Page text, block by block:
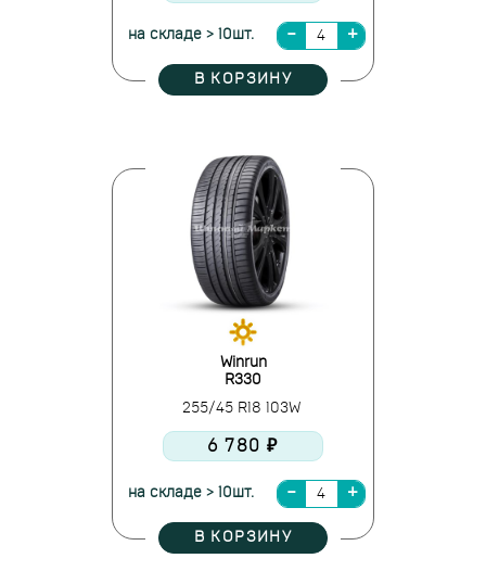
на складе > 10шт.
В КОРЗИНУ
Winrun
R330
255/45 R18 103W
6 780 ₽
на складе > 10шт.
В КОРЗИНУ